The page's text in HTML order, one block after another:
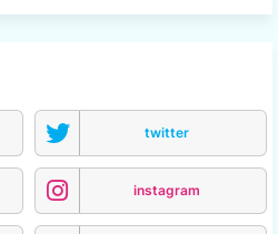
twitter
instagram